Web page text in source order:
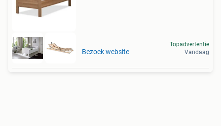
Bezoek website
Topadvertentie
Vandaag